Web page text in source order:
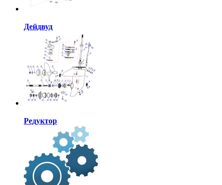
Дейдвуд
Редуктор